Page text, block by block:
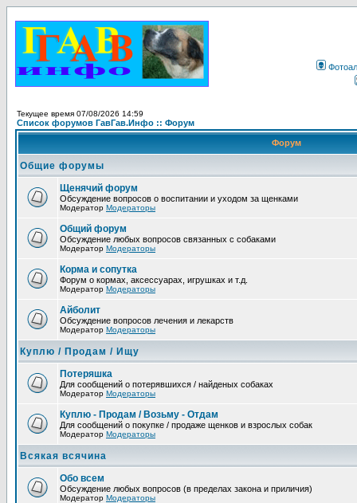
Текущее время 07/08/2026 14:59
Список форумов ГавГав.Инфо :: Форум
Форум
Общие форумы
Щенячий форум
Обсуждение вопросов о воспитании и уходом за щенками
Модератор Модераторы
Общий форум
Обсуждение любых вопросов связанных с собаками
Модератор Модераторы
Корма и сопутка
Форум о кормах, аксессуарах, игрушках и т.д.
Модератор Модераторы
Айболит
Обсуждение вопросов лечения и лекарств
Модератор Модераторы
Куплю / Продам / Ищу
Потеряшка
Для сообщений о потерявшихся / найденых собаках
Модератор Модераторы
Куплю - Продам / Возьму - Отдам
Для сообщений о покупке / продаже щенков и взрослых собак
Модератор Модераторы
Всякая всячина
Обо всем
Обсуждение любых вопросов (в пределах закона и приличия)
Модератор Модераторы